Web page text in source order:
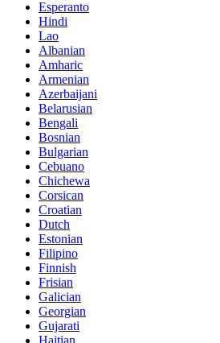
Esperanto
Hindi
Lao
Albanian
Amharic
Armenian
Azerbaijani
Belarusian
Bengali
Bosnian
Bulgarian
Cebuano
Chichewa
Corsican
Croatian
Dutch
Estonian
Filipino
Finnish
Frisian
Galician
Georgian
Gujarati